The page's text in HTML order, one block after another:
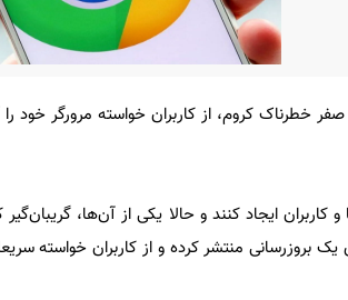
خطرناک کروم، از کاربران خواسته مرورگر خود
ایجاد کنند و حالا یکی از آن‌ها، گریبان‌گیر
بروزرسانی منتشر کرده و از کاربران خواسته